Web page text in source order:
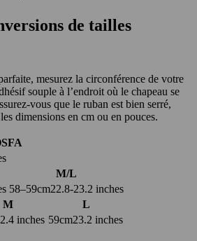
de tailles
mesurez la circonférence de votre
souple à l’endroit où le chapeau se
vous que le ruban est bien serré,
dimensions en cm ou en pouces.
M/L
58–59cm22.8-23.2 inches
M
L
inches 59cm23.2 inches